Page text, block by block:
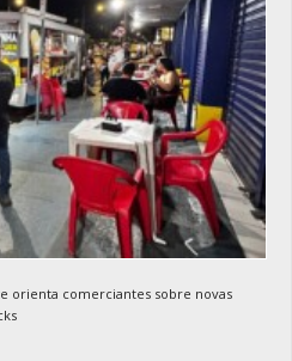
orienta comerciantes sobre novas